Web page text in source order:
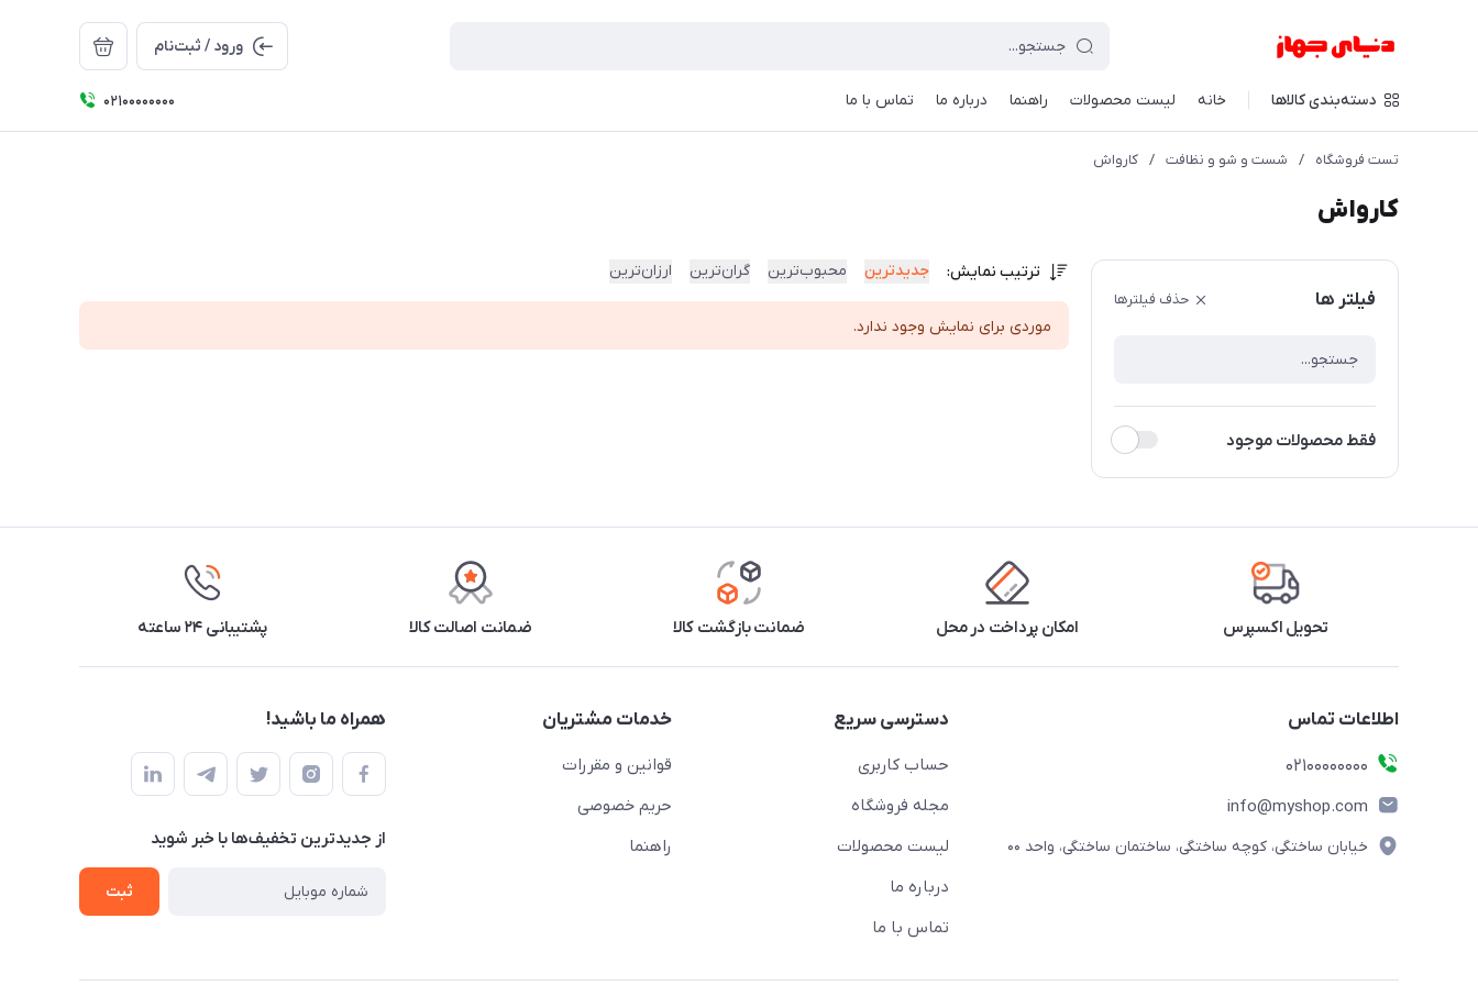
ورود / ثبت‌نام
دسته‌بندی کالاها خانه لیست محصولات راهنما درباره ما تماس با ما ۰۲۱۰۰۰۰۰۰۰۰
تست فروشگاه / شست و شو و نظافت / کارواش
کارواش
فیلتر ها حذف فیلترها
فقط محصولات موجود
ترتیب نمایش: جدیدترین محبوب‌ترین گران‌ترین ارزان‌ترین
موردی برای نمایش وجود ندارد.
تحویل اکسپرس امکان پرداخت در محل ضمانت بازگشت کالا ضمانت اصالت کالا پشتیبانی ۲۴ ساعته
اطلاعات تماس
۰۲۱۰۰۰۰۰۰۰۰
info@myshop.com
خیابان ساختگی، کوچه ساختگی، ساختمان ساختگی، واحد ۰۰
دسترسی سریع
حساب کاربری
مجله فروشگاه
لیست محصولات
درباره ما
تماس با ما
خدمات مشتریان
قوانین و مقررات
حریم خصوصی
راهنما
همراه ما باشید!
از جدید‌ترین تخفیف‌ها با‌ خبر شوید
ثبت